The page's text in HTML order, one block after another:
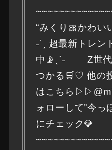
“みくり🎀かわい
˗ˋˏ 超最新トレ
中📡ˎˊ˗ Z世代
つかる🛒♡ 他の
はこちら
ォローして”今っ
にチェック💎